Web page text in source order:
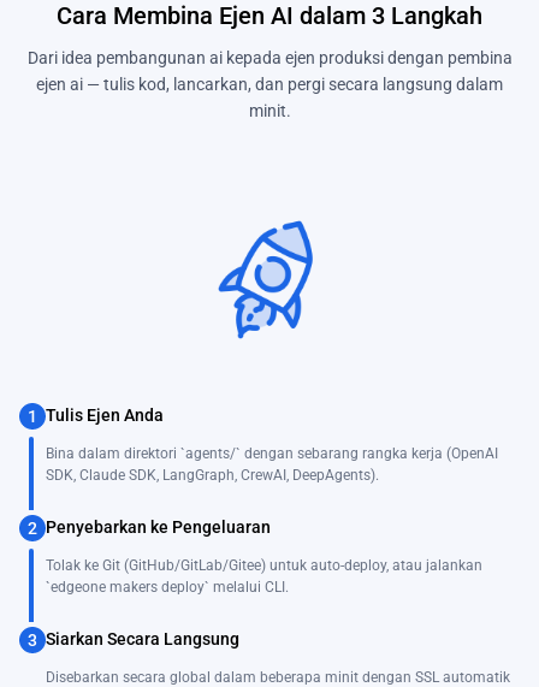
Cara Membina Ejen AI dalam 3 Langkah
Dari idea pembangunan ai kepada ejen produksi dengan pembina
ejen ai — tulis kod, lancarkan, dan pergi secara langsung dalam
minit.
1 Tulis Ejen Anda
Bina dalam direktori `agents/` dengan sebarang rangka kerja (OpenAI
SDK, Claude SDK, LangGraph, CrewAI, DeepAgents).
2 Penyebarkan ke Pengeluaran
Tolak ke Git (GitHub/GitLab/Gitee) untuk auto-deploy, atau jalankan
`edgeone makers deploy` melalui CLI.
3 Siarkan Secara Langsung
Disebarkan secara global dalam beberapa minit dengan SSL automatik